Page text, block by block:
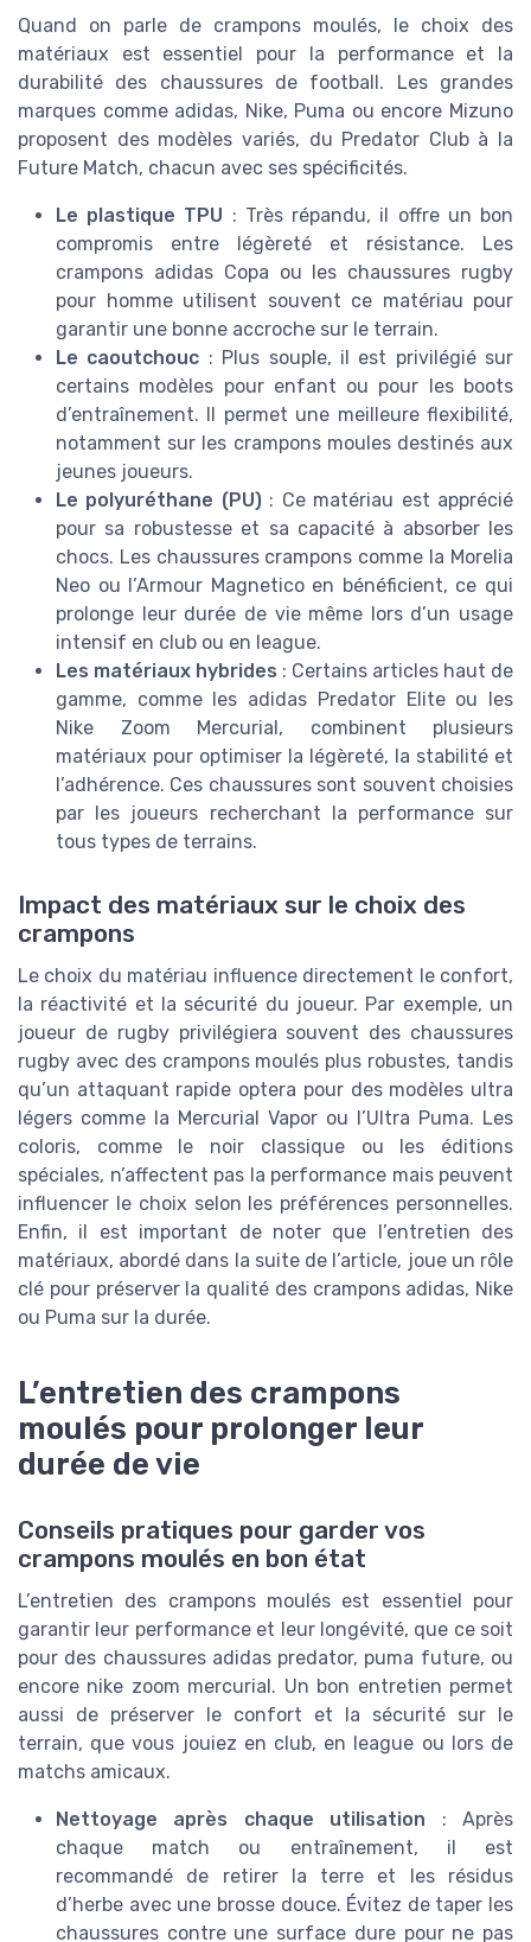
Quand on parle de crampons moulés, le choix des
matériaux est essentiel pour la performance et la
durabilité des chaussures de football. Les grandes
marques comme adidas, Nike, Puma ou encore Mizuno
proposent des modèles variés, du Predator Club à la
Future Match, chacun avec ses spécificités.
Le plastique TPU : Très répandu, il offre un bon
compromis entre légèreté et résistance. Les
crampons adidas Copa ou les chaussures rugby
pour homme utilisent souvent ce matériau pour
garantir une bonne accroche sur le terrain.
Le caoutchouc : Plus souple, il est privilégié sur
certains modèles pour enfant ou pour les boots
d’entraînement. Il permet une meilleure flexibilité,
notamment sur les crampons moules destinés aux
jeunes joueurs.
Le polyuréthane (PU): Ce matériau est apprécié
pour sa robustesse et sa capacité à absorber les
chocs. Les chaussures crampons comme la Morelia
Neo ou l’Armour Magnetico en bénéficient, ce qui
prolonge leur durée de vie même lors d’un usage
intensif en club ou en league.
Les matériaux hybrides : Certains articles haut de
gamme, comme les adidas Predator Elite ou les
Nike Zoom Mercurial, combinent plusieurs
matériaux pour optimiser la légèreté, la stabilité et
l’adhérence. Ces chaussures sont souvent choisies
par les joueurs recherchant la performance sur
tous types de terrains.
Impact des matériaux sur le choix des
crampons
Le choix du matériau influence directement le confort,
la réactivité et la sécurité du joueur. Par exemple, un
joueur de rugby privilégiera souvent des chaussures
rugby avec des crampons moulés plus robustes, tandis
qu’un attaquant rapide optera pour des modèles ultra
légers comme la Mercurial Vapor ou l’Ultra Puma. Les
coloris, comme le noir classique ou les éditions
spéciales, n’affectent pas la performance mais peuvent
influencer le choix selon les préférences personnelles.
Enfin, il est important de noter que l’entretien des
matériaux, abordé dans la suite de l’article, joue un rôle
clé pour préserver la qualité des crampons adidas, Nike
ou Puma sur la durée.
L’entretien des crampons
moulés pour prolonger leur
durée de vie
Conseils pratiques pour garder vos
crampons moulés en bon état
L’entretien des crampons moulés est essentiel pour
garantir leur performance et leur longévité, que ce soit
pour des chaussures adidas predator, puma future, ou
encore nike zoom mercurial. Un bon entretien permet
aussi de préserver le confort et la sécurité sur le
terrain, que vous jouiez en club, en league ou lors de
matchs amicaux.
Nettoyage après chaque utilisation : Après
chaque match ou entraînement, il est
recommandé de retirer la terre et les résidus
d’herbe avec une brosse douce. Évitez de taper les
chaussures contre une surface dure pour ne pas